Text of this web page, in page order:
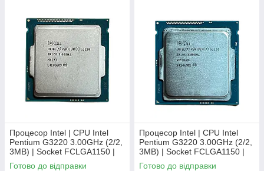
Процесор Intel | CPU Intel
Pentium G3220 3.00GHz (2/2,
3MB) | Socket FCLGA1150 |
SR1CG
Готово до відправки
Процесор Intel | CPU Intel
Pentium G3220 3.00GHz (2/2,
3MB) | Socket FCLGA1150 |
SR1RK
Готово до відправки